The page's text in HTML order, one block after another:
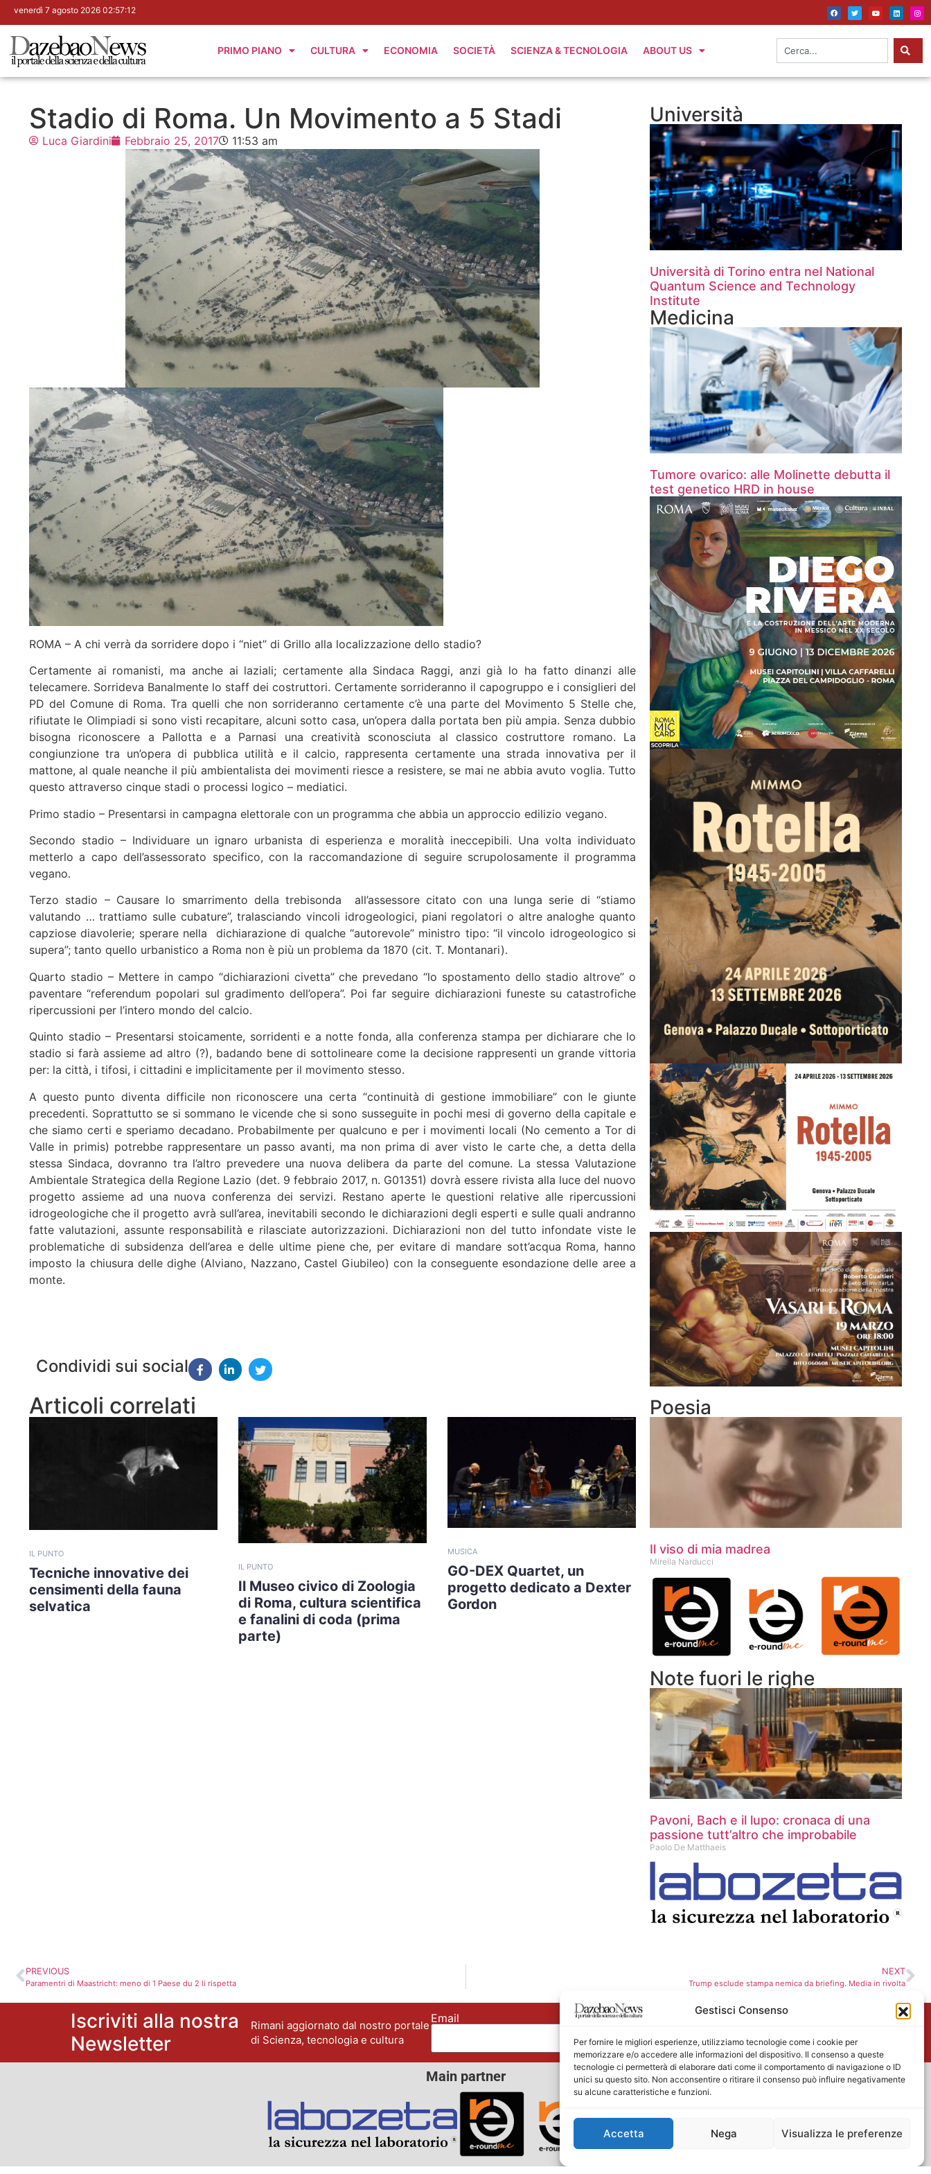
Gestisci Consenso
Per fornire le migliori esperienze, utilizziamo tecnologie come i cookie per
memorizzare e/o accedere alle informazioni del dispositivo. Il consenso a queste
tecnologie ci permetterà di elaborare dati come il comportamento di navigazione o ID
unici su questo sito. Non acconsentire o ritirare il consenso può influire negativamente
su alcune caratteristiche e funzioni.
Accetta Nega Visualizza le preferenze
venerdì 7 agosto 2026 02:57:13
PRIMO PIANO CULTURA ECONOMIA SOCIETÀ SCIENZA & TECNOLOGIA ABOUT US
Stadio di Roma. Un Movimento a 5 Stadi
Luca Giardini Febbraio 25, 2017 11:53 am
ROMA – A chi verrà da sorridere dopo i “niet” di Grillo alla localizzazione dello stadio?
Certamente ai romanisti, ma anche ai laziali; certamente alla Sindaca Raggi, anzi già lo ha fatto dinanzi alle
telecamere. Sorrideva Banalmente lo staff dei costruttori. Certamente sorrideranno il capogruppo e i consiglieri del
PD del Comune di Roma. Tra quelli che non sorrideranno certamente c’è una parte del Movimento 5 Stelle che,
rifiutate le Olimpiadi si sono visti recapitare, alcuni sotto casa, un’opera dalla portata ben più ampia. Senza dubbio
bisogna riconoscere a Pallotta e a Parnasi una creatività sconosciuta al classico costruttore romano. La
congiunzione tra un’opera di pubblica utilità e il calcio, rappresenta certamente una strada innovativa per il
mattone, al quale neanche il più ambientalista dei movimenti riesce a resistere, se mai ne abbia avuto voglia. Tutto
questo attraverso cinque stadi o processi logico – mediatici.
Primo stadio – Presentarsi in campagna elettorale con un programma che abbia un approccio edilizio vegano.
Secondo stadio – Individuare un ignaro urbanista di esperienza e moralità ineccepibili. Una volta individuato
metterlo a capo dell’assessorato specifico, con la raccomandazione di seguire scrupolosamente il programma
vegano.
Terzo stadio – Causare lo smarrimento della trebisonda all’assessore citato con una lunga serie di “stiamo
valutando … trattiamo sulle cubature”, tralasciando vincoli idrogeologici, piani regolatori o altre analoghe quanto
capziose diavolerie; sperare nella dichiarazione di qualche “autorevole” ministro tipo: “il vincolo idrogeologico si
supera”; tanto quello urbanistico a Roma non è più un problema da 1870 (cit. T. Montanari).
Quarto stadio – Mettere in campo “dichiarazioni civetta” che prevedano “lo spostamento dello stadio altrove” o
paventare “referendum popolari sul gradimento dell’opera”. Poi far seguire dichiarazioni funeste su catastrofiche
ripercussioni per l’intero mondo del calcio.
Quinto stadio – Presentarsi stoicamente, sorridenti e a notte fonda, alla conferenza stampa per dichiarare che lo
stadio si farà assieme ad altro (?), badando bene di sottolineare come la decisione rappresenti un grande vittoria
per: la città, i tifosi, i cittadini e implicitamente per il movimento stesso.
A questo punto diventa difficile non riconoscere una certa “continuità di gestione immobiliare” con le giunte
precedenti. Soprattutto se si sommano le vicende che si sono susseguite in pochi mesi di governo della capitale e
che siamo certi e speriamo decadano. Probabilmente per qualcuno e per i movimenti locali (No cemento a Tor di
Valle in primis) potrebbe rappresentare un passo avanti, ma non prima di aver visto le carte che, a detta della
stessa Sindaca, dovranno tra l’altro prevedere una nuova delibera da parte del comune. La stessa Valutazione
Ambientale Strategica della Regione Lazio (det. 9 febbraio 2017, n. G01351) dovrà essere rivista alla luce del nuovo
progetto assieme ad una nuova conferenza dei servizi. Restano aperte le questioni relative alle ripercussioni
idrogeologiche che il progetto avrà sull’area, inevitabili secondo le dichiarazioni degli esperti e sulle quali andranno
fatte valutazioni, assunte responsabilità e rilasciate autorizzazioni. Dichiarazioni non del tutto infondate viste le
problematiche di subsidenza dell’area e delle ultime piene che, per evitare di mandare sott’acqua Roma, hanno
imposto la chiusura delle dighe (Alviano, Nazzano, Castel Giubileo) con la conseguente esondazione delle aree a
monte.
Condividi sui social
Articoli correlati
IL PUNTO
Tecniche innovative dei
censimenti della fauna
selvatica
IL PUNTO
Il Museo civico di Zoologia
di Roma, cultura scientifica
e fanalini di coda (prima
parte)
MUSICA
GO-DEX Quartet, un
progetto dedicato a Dexter
Gordon
Università
Università di Torino entra nel National
Quantum Science and Technology
Institute
Medicina
Tumore ovarico: alle Molinette debutta il
test genetico HRD in house
Poesia
Il viso di mia madrea
Mirella Narducci
Note fuori le righe
Pavoni, Bach e il lupo: cronaca di una
passione tutt’altro che improbabile
Paolo De Matthaeis
PREVIOUS
Paramentri di Maastricht: meno di 1 Paese du 2 li rispetta
NEXT
Trump esclude stampa nemica da briefing. Media in rivolta
Iscriviti alla nostra
Newsletter
Rimani aggiornato dal nostro portale
di Scienza, tecnologia e cultura
Email Nome
Main partner